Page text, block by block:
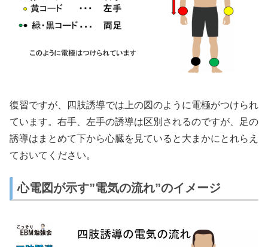
復習ですが、四肢誘導では上の図のように電極がつけられ
ています。右手、左手の誘導は区別されるのですが、足の
誘導はまとめて下から心臓を見ていると大まかにとれらえ
ておいてください。
心電図が示す”電気の流れ”のイメージ